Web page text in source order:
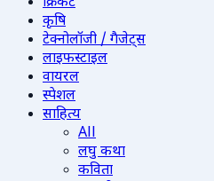
कृषि
टेक्नोलॉजी / गैजेट्स
लाइफस्टाइल
वायरल
स्पेशल
साहित्य
All
लघु कथा
कविता